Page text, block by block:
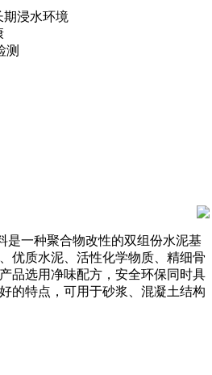
期浸水环境
测
是一种聚合物改性的双组份水泥基
优质水泥、活性化学物质、精细骨
品选用净味配方，安全环保同时具
的特点，可用于砂浆、混凝土结构